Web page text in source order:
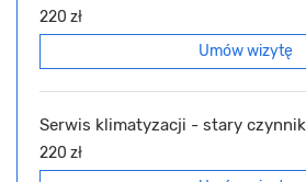
220 zł
Umów wizytę
Serwis klimatyzacji - stary czynnik
220 zł